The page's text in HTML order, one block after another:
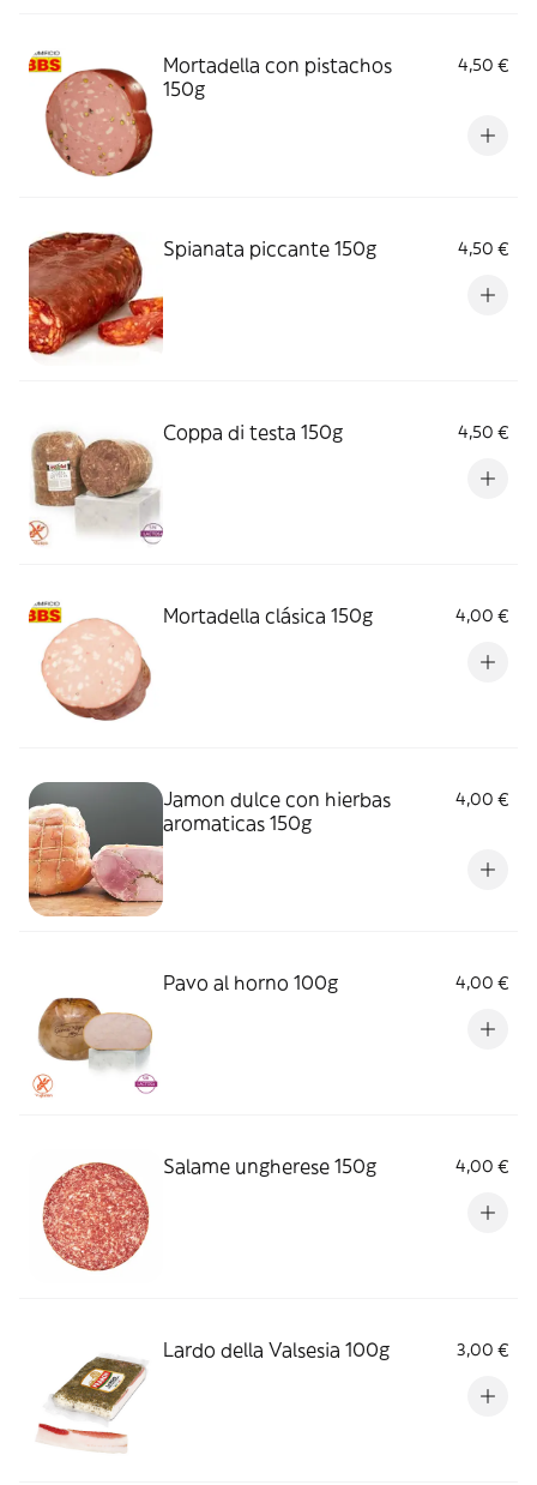
Mortadella con pistachos
150g
4,50 €
Spianata piccante 150g 4,50 €
Coppa di testa 150g 4,50 €
Mortadella clásica 150g 4,00 €
Jamon dulce con hierbas
aromaticas 150g
4,00 €
Pavo al horno 100g 4,00 €
Salame ungherese 150g 4,00 €
Lardo della Valsesia 100g 3,00 €